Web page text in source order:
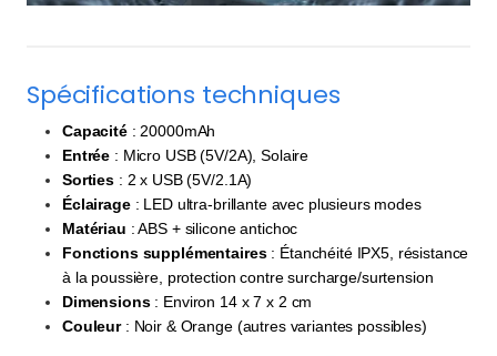
Spécifications techniques
Capacité: 20000mAh
Entrée : Micro USB (5V/2A), Solaire
Sorties : 2 x USB (5V/2.1A)
Éclairage: LED ultra-brillante avec plusieurs modes
Matériau : ABS + silicone antichoc
Fonctions supplémentaires: Étanchéité IPX5, résistance
à la poussière, protection contre surcharge/surtension
Dimensions: Environ 14 x 7 x 2 cm
Couleur: Noir & Orange (autres variantes possibles)